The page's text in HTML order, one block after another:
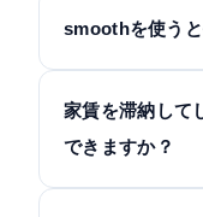
smoothを使う
家賃を滞納して
できますか？